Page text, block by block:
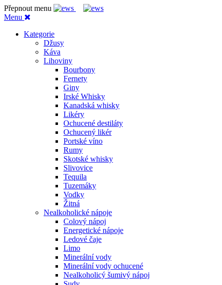
Přepnout menu
Menu
Kategorie
Džusy
Káva
Lihoviny
Bourbony
Fernety
Giny
Irské Whisky
Kanadská whisky
Likéry
Ochucené destiláty
Ochucený likér
Portské víno
Rumy
Skotské whisky
Slivovice
Tequila
Tuzemáky
Vodky
Žitná
Nealkoholické nápoje
Colový nápoj
Energetické nápoje
Ledové čaje
Limo
Minerální vody
Minerální vody ochucené
Nealkoholicý šumivý nápoj